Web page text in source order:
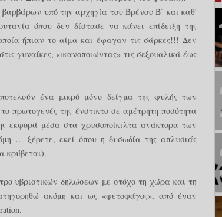
υπό την αρχηγία του Βρένου Β΄ και καθ'
όπου δεν δίστασε να κάνει επίδειξη της
ήπιαν το αίμα και έφαγαν τις σάρκες!!! Δεν
γυναίκες, «ικανοποιώντας» τις σεξουαλικά έως
ένα μικρό μόνο δείγμα της φυλής των
της ένστικτο σε αμέτρητη ποσότητα
εκφορά μέσα στα χρυσοποίκιλτα ανάκτορα των
… ξέρετε, εκεί όπου η δυσωδία της απλυσιάς
κρύβεται).
υβριστικών δηλώσεων με στόχο τη χώρα και τη
ακόμη και ως «φετοφάγος», από έναν